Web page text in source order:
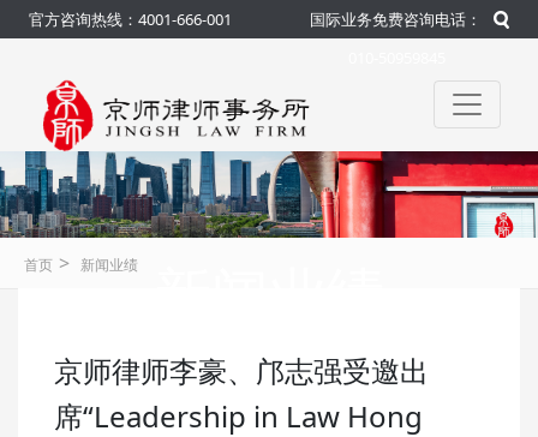
官方咨询热线：4001-666-001
国际业务免费咨询电话：
官方 咨询热线：4001-666-001
首页 > 新闻业绩
京师律师李豪、邝志强受邀出
席“Leadership in Law Hong